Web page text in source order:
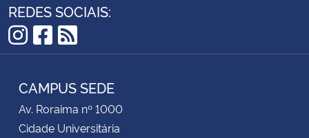
REDES SOCIAIS:
Instagram
Facebook
RSS
CAMPUS SEDE
Av. Roraima nº 1000
Cidade Universitária